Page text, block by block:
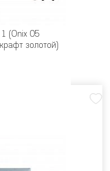
(Onix 05
золотой)